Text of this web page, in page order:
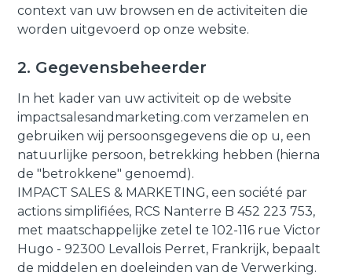
context van uw browsen en de activiteiten die
worden uitgevoerd op onze website.
2. Gegevensbeheerder
In het kader van uw activiteit op de website
impactsalesandmarketing.com verzamelen en
gebruiken wij persoonsgegevens die op u, een
natuurlijke persoon, betrekking hebben (hierna
de "betrokkene" genoemd).
IMPACT SALES & MARKETING, een société par
actions simplifiées, RCS Nanterre B 452 223 753,
met maatschappelijke zetel te 102-116 rue Victor
Hugo - 92300 Levallois Perret, Frankrijk, bepaalt
de middelen en doeleinden van de Verwerking.